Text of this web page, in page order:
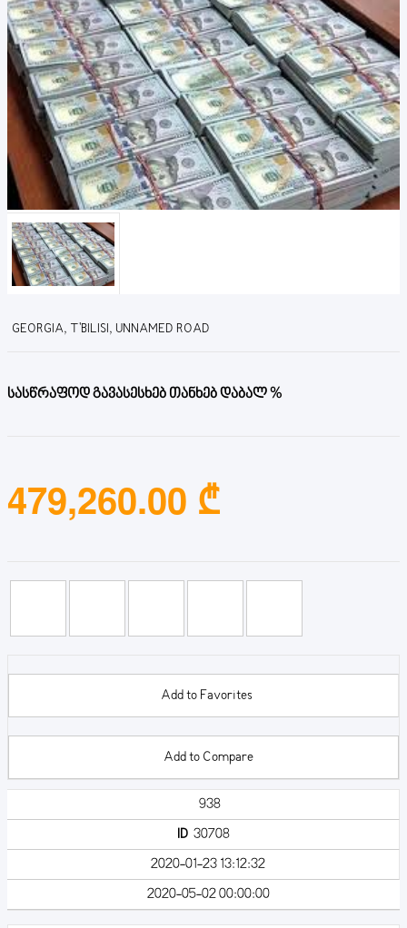
GEORGIA, T'BILISI, UNNAMED ROAD
სასწრაფოდ გავასესხებ თანხებ დაბალ %
479,260.00 ₾
Add to Favorites
Add to Compare
938
ID30708
2020-01-23 13:12:32
2020-05-02 00:00:00